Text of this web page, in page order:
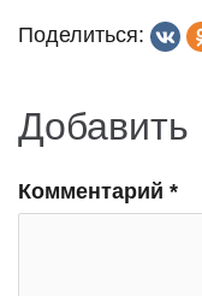
Поделиться:
Добавить
Комментарий *